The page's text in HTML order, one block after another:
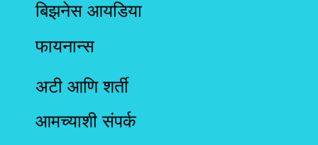
बिझनेस आयडिया
फायनान्स
अटी आणि शर्ती
आमच्याशी संपर्क